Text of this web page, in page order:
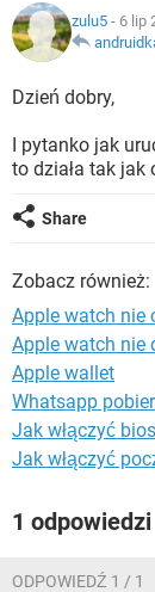
WINDOWS 10
IOS
INSTAGRAM
WINDOWS 10
GRY
WINDOWS 10
ARTYKUŁY
COVID-19
GRY
SPOTIFY
INSTAGRAM
WINDOWS 10
zulu5 - 6 lip
Dzień dobry,
I pytanko jak
to działa tak
Share
Zobacz również:
Apple watch nie
Apple watch nie
Apple wallet
Whatsapp
Jak włączyć bios
Jak włączyć
1 odpowiedzi
ODPOWIEDŹ 1 / 1